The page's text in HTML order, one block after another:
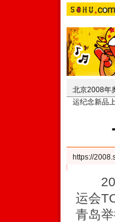
北京2008年
运纪念新品
https://
运会
青岛